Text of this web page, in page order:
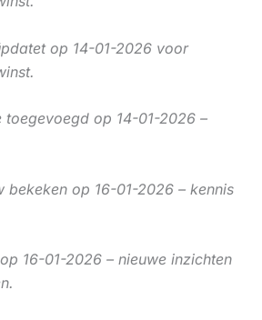
op 14-01-2026 voor
toegevoegd op 14-01-2026 –
bekeken op 16-01-2026 – kennis
16-01-2026 – nieuwe inzichten